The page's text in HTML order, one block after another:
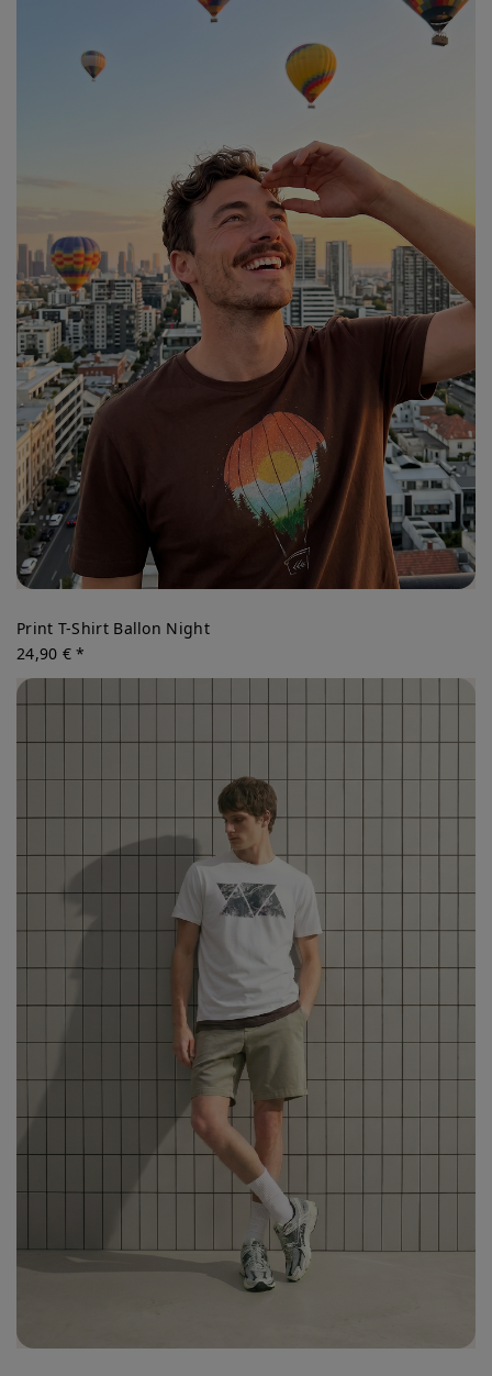
Print T-Shirt Ballon Night
24,90 € *